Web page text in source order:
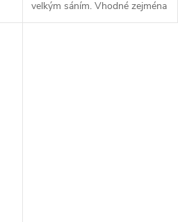
velkým sáním. Vhodné zejména
k výkonnostním úpravám jako